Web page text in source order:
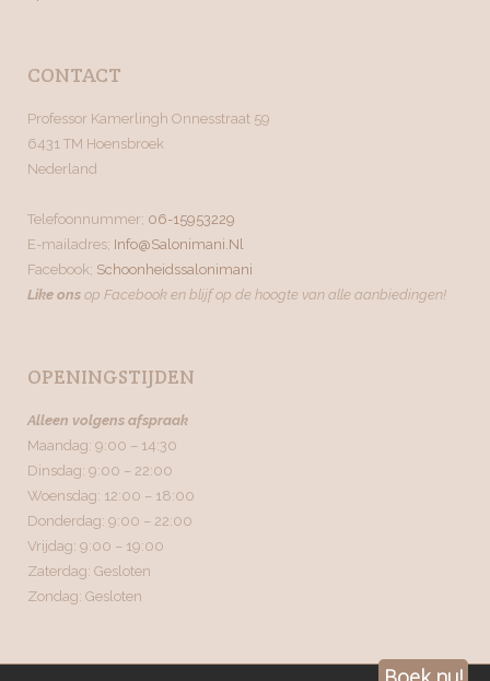
CONTACT
Professor Kamerlingh Onnesstraat 59
6431 TM Hoensbroek
Nederland
Telefoonnummer; 06-15953229
E-mailadres; Info@salonimani.nl
Facebook; Schoonheidssalonimani
Like ons op Facebook en blijf op de hoogte van alle aanbiedingen!
OPENINGSTIJDEN
Alleen volgens afspraak
Maandag: 9:00 – 14:30
Dinsdag: 9:00 – 22:00
Woensdag: 12:00 – 18:00
Donderdag: 9:00 – 22:00
Vrijdag: 9:00 – 19:00
Zaterdag: Gesloten
Zondag: Gesloten